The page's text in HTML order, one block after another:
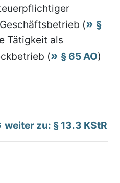
(
§
Tätigkeit als
(
§ 65 AO)
weiter zu: § 13.3 KStR